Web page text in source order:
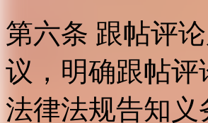
第六条 跟帖评
议，明确跟帖
法律法规告知